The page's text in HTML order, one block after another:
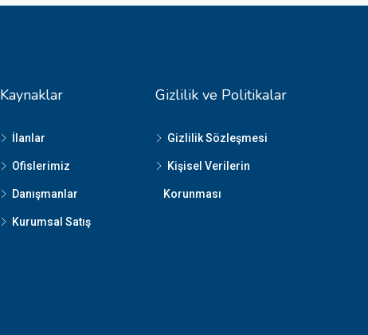
Kaynaklar
İlanlar
Ofislerimiz
Danışmanlar
Kurumsal Satış
Gizlilik ve Politikalar
Gizlilik Sözleşmesi
Kişisel Verilerin
Korunması